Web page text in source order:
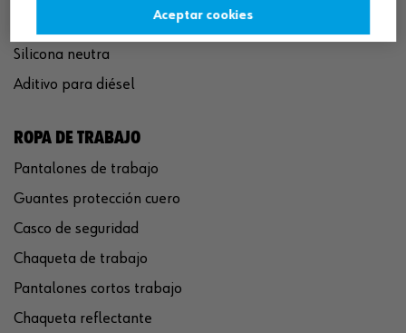
Silicona neutra
Aditivo para diésel
ROPA DE TRABAJO
Pantalones de trabajo
Guantes protección cuero
Casco de seguridad
Chaqueta de trabajo
Pantalones cortos trabajo
Chaqueta reflectante
Aceptar cookies